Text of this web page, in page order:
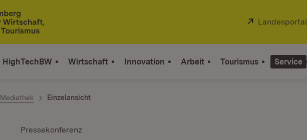
Extern:
Landesportal
HighTechBW Wirtschaft Innovation Arbeit Tourismus Service
Mediathek Einzelansicht
Pressekonferenz